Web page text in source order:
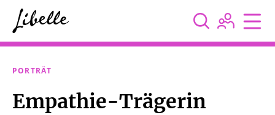
  
PORTRÄT
Empathie-Trägerin